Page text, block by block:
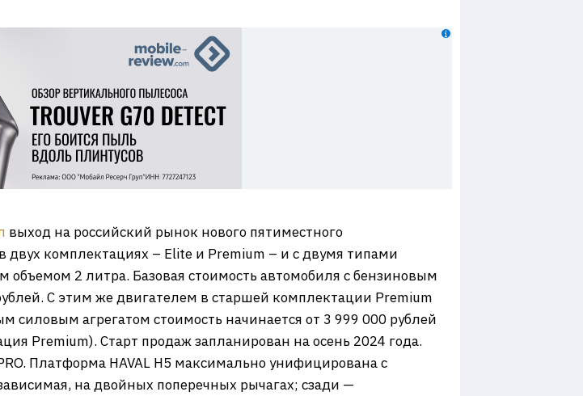
выход на российский рынок нового пятиместного
двух комплектациях – Elite и Premium – и с двумя типами
2 литра. Базовая стоимость автомобиля с бензиновым
С этим же двигателем в старшей комплектации Premium
силовым агрегатом стоимость начинается от 3 999 000 рублей
Premium). Старт продаж запланирован на осень 2024 года.
Платформа HAVAL H5 максимально унифицирована с
на двойных поперечных рычагах; сзади —